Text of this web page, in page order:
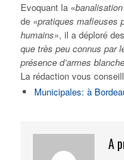
Evoquant la «
de «pratiques mafieuses
humains», il a déploré
que très peu connus par
présence d’armes
La rédaction vous
Municipales: à
A